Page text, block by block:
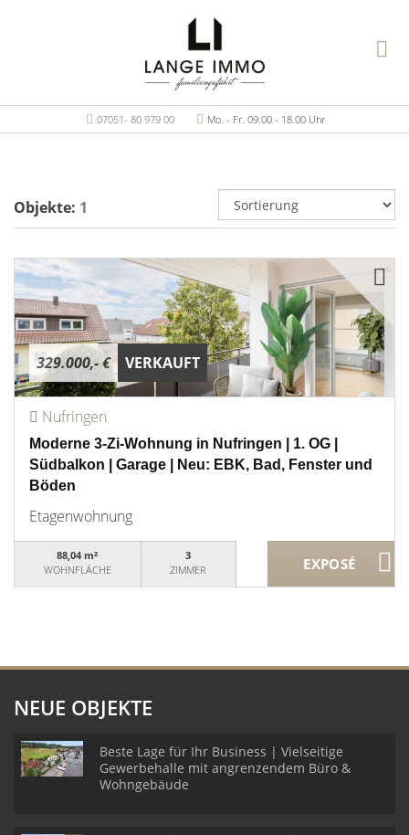
07051- 80 979 00 Mo. - Fr. 09.00 - 18.00 Uhr
Objekte: 1
329.000,- € VERKAUFT
Nufringen
Moderne 3-Zi-Wohnung in Nufringen | 1. OG |
Südbalkon | Garage | Neu: EBK, Bad, Fenster und
Böden
Etagenwohnung
88,04 m²
WOHNFLÄCHE
3
ZIMMER
NEUE OBJEKTE
Beste Lage für Ihr Business | Vielseitige
Gewerbehalle mit angrenzendem Büro &
Wohngebäude